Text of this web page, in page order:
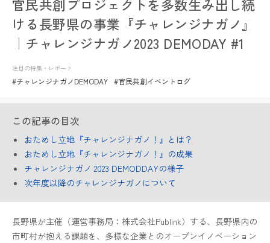
官民共創プロジェクトを多数生み出し続
ける長野県の事業『チャレンジナガノ』
｜チャレンジナガノ2023 DEMODAY #1
注目の特集・レポート
#チャレンジナガノDEMODAY #官民共創イベントログ
この記事の目次
おためし立地『チャレンジナガノ！』とは？
おためし立地『チャレンジナガノ！』の成果
チャレンジナガノ 2023 DEMODDAYの様子
次年度以降のチャレンジナガノについて
長野県が主催（運営事務局：株式会社Publink）する、長野県内の
市町村が抱える課題を、多様な企業とのオープンイノベーション